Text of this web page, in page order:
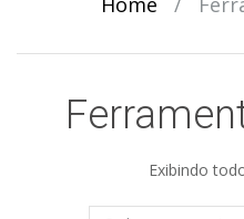
Exibindo